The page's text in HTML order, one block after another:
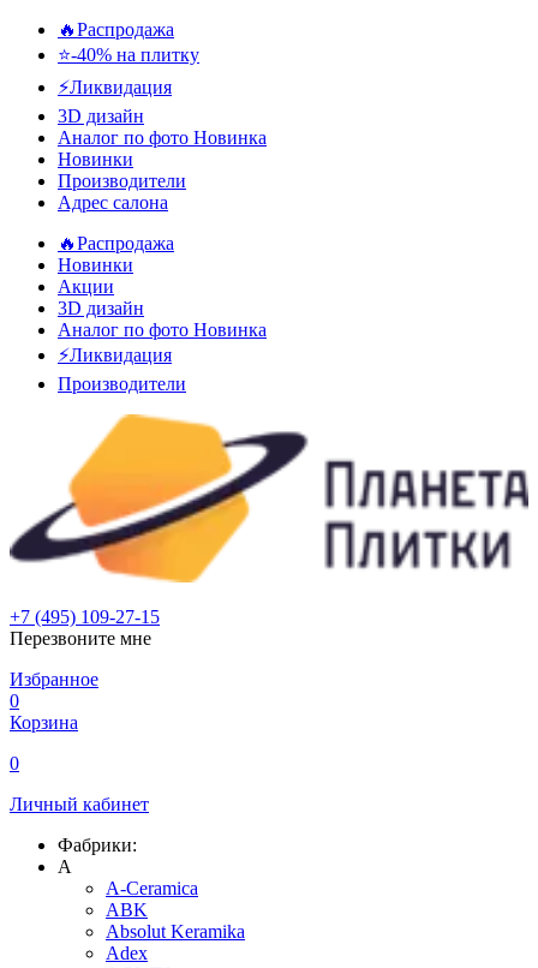
🔥Распродажа
⭐-40% на плитку
⚡️Ликвидация
3D дизайн
Аналог по фото Новинка
Новинки
Производители
Адрес салона
🔥Распродажа
Новинки
Акции
3D дизайн
Аналог по фото Новинка
⚡Ликвидация
Производители
+7 (495) 109-27-15
Перезвоните мне
Избранное
0
Корзина
0
Личный кабинет
Фабрики:
A
A-Ceramica
ABK
Absolut Keramika
Adex